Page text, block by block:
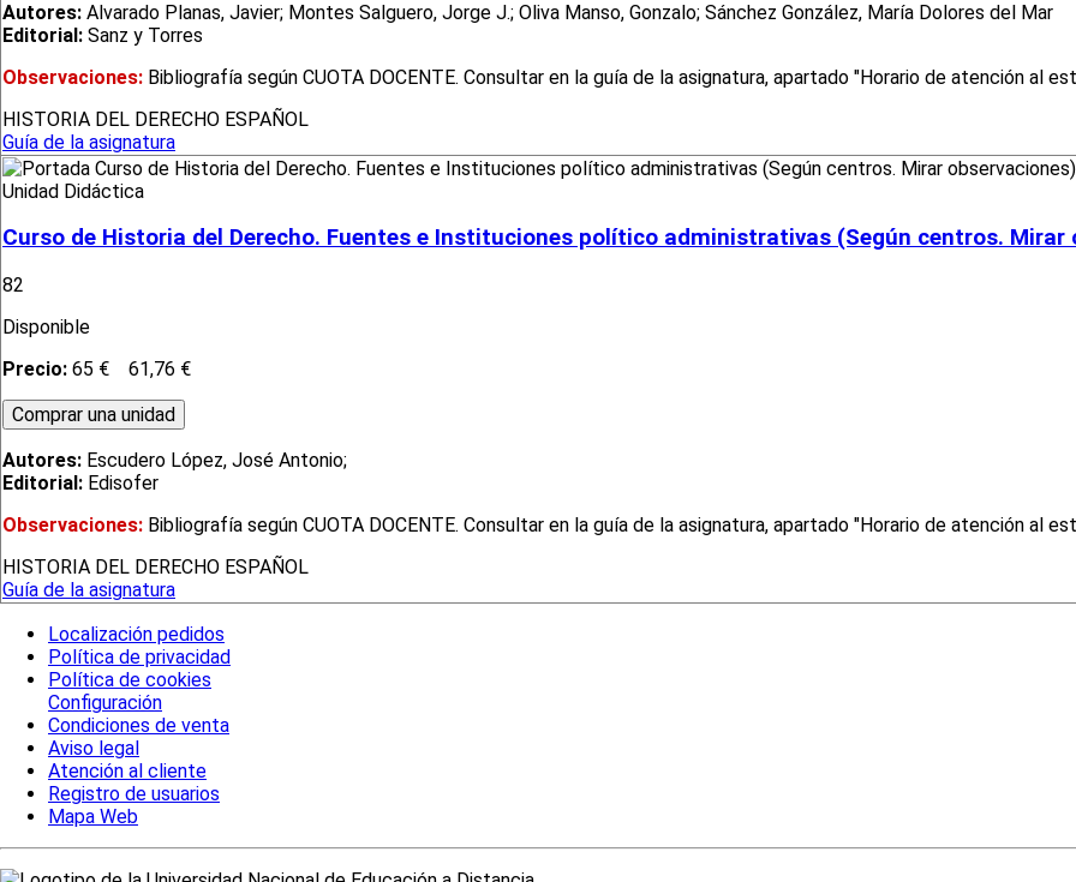
Autores: Alvarado Planas, Javier; Montes Salguero, Jorge J.; Oliva Manso, Gonzalo; Sánchez González, María Dolores del Mar
Editorial: Sanz y Torres
Observaciones: Bibliografía según CUOTA DOCENTE. Consultar en la guía de la asignatura, apartado "Horario de atención al
HISTORIA DEL DERECHO ESPAÑOL
Guía de la asignatura
Unidad Didáctica
Curso de Historia del Derecho. Fuentes e Instituciones político administrativas (Según centros. Mirar
82
Disponible
Precio: 65 € 61,76 €
Autores: Escudero López, José Antonio;
Editorial: Edisofer
Observaciones: Bibliografía según CUOTA DOCENTE. Consultar en la guía de la asignatura, apartado "Horario de atención al
HISTORIA DEL DERECHO ESPAÑOL
Guía de la asignatura
Localización pedidos
Política de privacidad
Política de cookies
Configuración
Condiciones de venta
Aviso legal
Atención al cliente
Registro de usuarios
Mapa Web